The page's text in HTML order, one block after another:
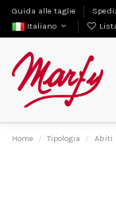
Guida alle taglie
Italiano
Home Tipologia Abiti